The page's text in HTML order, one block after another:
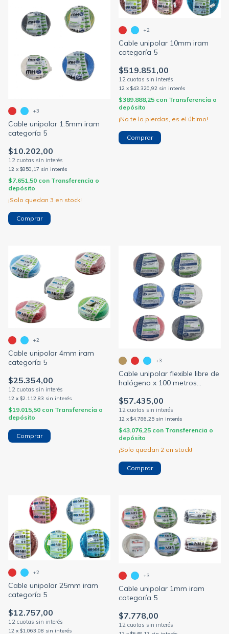
Cable unipolar 1.5mm iram
categoría 5
$10.202,00
12 x $850,17 sin interés
$7.651,50 con Transferencia o
depósito
¡Solo quedan 3 en stock!
+3
Comprar
Cable unipolar 10mm iram
categoría 5
$519.851,00
12 x $43.320,92 sin interés
$389.888,25 con Transferencia o
depósito
¡No te lo pierdas, es el último!
+2
Comprar
Cable unipolar 4mm iram
categoría 5
$25.354,00
12 x $2.112,83 sin interés
$19.015,50 con Transferencia o
depósito
+2
Comprar
Cable unipolar flexible libre de
halógeno x 100 metros
(NORMALIZADO)
$57.435,00
12 x $4.786,25 sin interés
$43.076,25 con Transferencia o
depósito
¡Solo quedan 2 en stock!
+3
Comprar
Cable unipolar 25mm iram
categoría 5
$12.757,00
12 x $1.063,08 sin interés
+2
Cable unipolar 1mm iram
categoría 5
$7.778,00
+3